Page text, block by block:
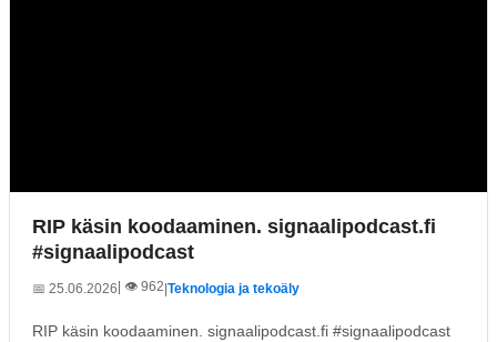
RIP käsin koodaaminen. signaalipodcast.fi
#signaalipodcast
📅 25.06.2026 | 👁️ 962|Teknologia ja tekoäly
RIP käsin koodaaminen. signaalipodcast.fi #signaalipodcast